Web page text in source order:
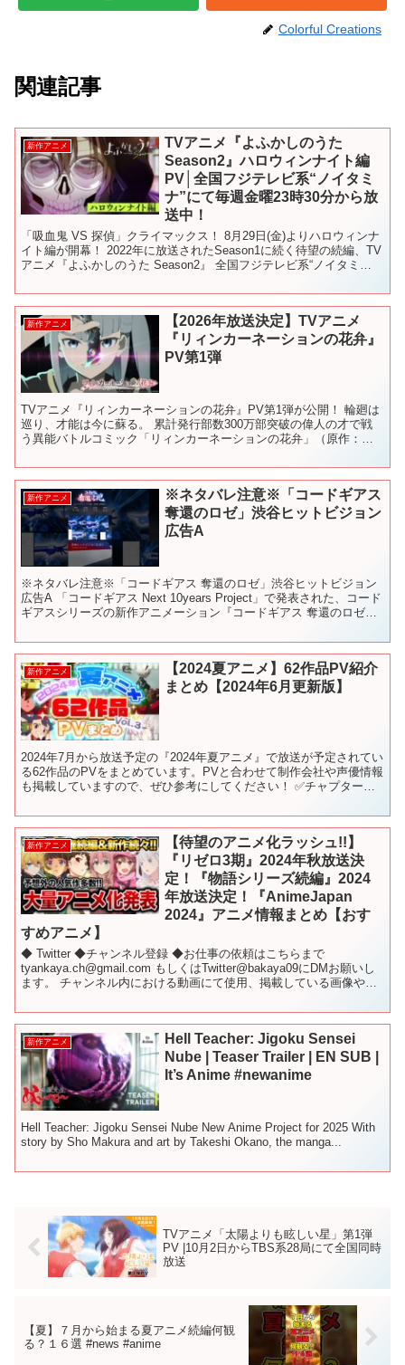
Colorful Creations
関連記事
新作アニメ
TVアニメ『よふかしのうた
Season2』ハロウィンナイト編
PV│全国フジテレビ系“ノイタミ
ナ”にて毎週金曜23時30分から放
送中！
「吸血鬼 VS 探偵」クライマックス！ 8月29日(金)よりハロウィンナ
イト編が開幕！ 2022年に放送されたSeason1に続く待望の続編、TV
アニメ『よふかしのうた Season2』 全国フジテレビ系“ノイタミ
新作アニメ
【2026年放送決定】TVアニメ
『リィンカーネーションの花弁』
PV第1弾
TVアニメ『リィンカーネーションの花弁』PV第1弾が公開！ 輪廻は
巡り、才能は今に蘇る。 累計発行部数300万部突破の偉人の才で戦
う異能バトルコミック「リィンカーネーションの花弁」（原作：小
新作アニメ
※ネタバレ注意※「コードギアス
奪還のロゼ」渋谷ヒットビジョン
広告A
※ネタバレ注意※「コードギアス 奪還のロゼ」渋谷ヒットビジョン
広告A 「コードギアス Next 10years Project」で発表された、コード
ギアスシリーズの新作アニメーション『コードギアス 奪還のロゼ』
新作アニメ
【2024夏アニメ】62作品PV紹介
まとめ【2024年6月更新版】
2024年7月から放送予定の『2024年夏アニメ』で放送が予定されてい
る62作品のPVをまとめています。PVと合わせて制作会社や声優情報
も掲載していますので、ぜひ参考にしてください！ ✅チャプターリ
新作アニメ
【待望のアニメ化ラッシュ!!】
『リゼロ3期』2024年秋放送決
定！『物語シリーズ続編』2024
年放送決定！『AnimeJapan
2024』アニメ情報まとめ【おす
すめアニメ】
◆ Twitter ◆チャンネル登録 ◆お仕事の依頼はこちらまで
tyankaya.ch@gmail.com もしくはTwitter@bakaya09にDMお願いし
ます。 チャンネル内における動画にて使用、掲載している画像や動
新作アニメ
Hell Teacher: Jigoku Sensei
Nube | Teaser Trailer | EN SUB |
It’s Anime #newanime
Hell Teacher: Jigoku Sensei Nube New Anime Project for 2025 With
story by Sho Makura and art by Takeshi Okano, the manga...
TVアニメ「太陽よりも眩しい星」第1弾
PV |10月2日からTBS系28局にて全国同時
放送
【夏】７月から始まる夏アニメ続編何観
る？１６選 #news #anime